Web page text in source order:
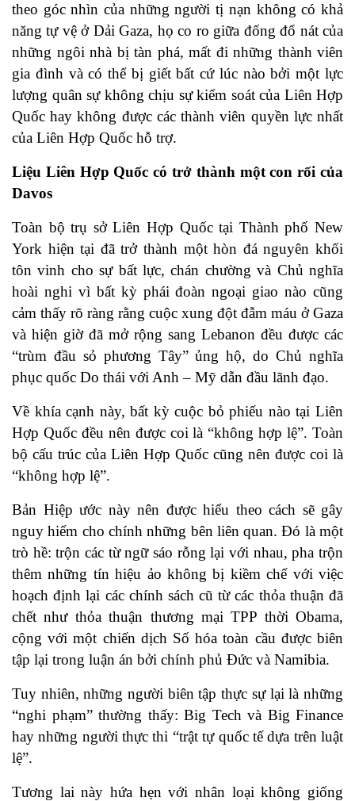
theo góc nhìn của những người tị nạn không có khả
năng tự vệ ở Dải Gaza, họ co ro giữa đống đổ nát của
những ngôi nhà bị tàn phá, mất đi những thành viên
gia đình và có thể bị giết bất cứ lúc nào bởi một lực
lượng quân sự không chịu sự kiểm soát của Liên Hợp
Quốc hay không được các thành viên quyền lực nhất
của Liên Hợp Quốc hỗ trợ.
Liệu Liên Hợp Quốc có trở thành một con rối của
Davos
Toàn bộ trụ sở Liên Hợp Quốc tại Thành phố New
York hiện tại đã trở thành một hòn đá nguyên khối
tôn vinh cho sự bất lực, chán chường và Chủ nghĩa
hoài nghi vì bất kỳ phái đoàn ngoại giao nào cũng
cảm thấy rõ ràng rằng cuộc xung đột đẫm máu ở Gaza
và hiện giờ đã mở rộng sang Lebanon đều được các
“trùm đầu sỏ phương Tây” ủng hộ, do Chủ nghĩa
phục quốc Do thái với Anh – Mỹ dẫn đầu lãnh đạo.
Về khía cạnh này, bất kỳ cuộc bỏ phiếu nào tại Liên
Hợp Quốc đều nên được coi là “không hợp lệ”. Toàn
bộ cấu trúc của Liên Hợp Quốc cũng nên được coi là
“không hợp lệ”.
Bản Hiệp ước này nên được hiểu theo cách sẽ gây
nguy hiểm cho chính những bên liên quan. Đó là một
trò hề: trộn các từ ngữ sáo rỗng lại với nhau, pha trộn
thêm những tín hiệu ảo không bị kiềm chế với việc
hoạch định lại các chính sách cũ từ các thỏa thuận đã
chết như thỏa thuận thương mại TPP thời Obama,
cộng với một chiến dịch Số hóa toàn cầu được biên
tập lại trong luận án bởi chính phủ Đức và Namibia.
Tuy nhiên, những người biên tập thực sự lại là những
“nghi phạm” thường thấy: Big Tech và Big Finance
hay những người thực thi “trật tự quốc tế dựa trên luật
lệ”.
Tương lai này hứa hẹn với nhân loại không giống